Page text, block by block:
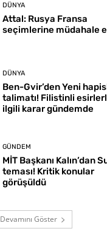
DÜNYA
Attal: Rusya Fransa
seçimlerine müdahale
DÜNYA
Ben-Gvir’den Yeni
talimatı! Filistinli
ilgili karar gündemde
GÜNDEM
MİT Başkanı Kalın’dan
teması! Kritik konular
görüşüldü
Devamını Göster